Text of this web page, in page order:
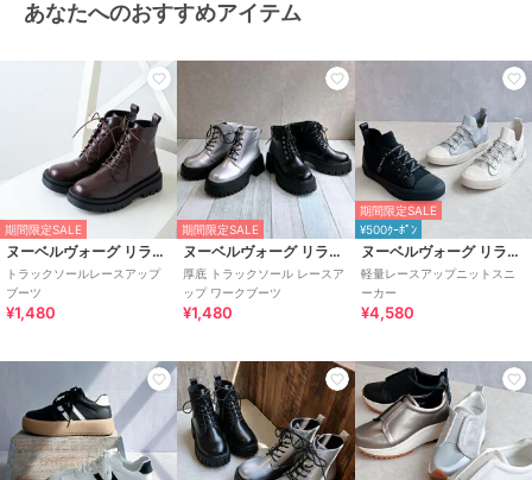
あなたへのおすすめアイテム
期間限定SALE
ヌーベルヴォーグ リラックス
トラックソールレースアップ
ブーツ
¥1,480
期間限定SALE
ヌーベルヴォーグ リラックス
厚底 トラックソール レースア
ップ ワークブーツ
¥1,480
期間限定SALE
¥500ｸｰﾎﾟﾝ
ヌーベルヴォーグ リラックス
軽量レースアップニットスニ
ーカー
¥4,580